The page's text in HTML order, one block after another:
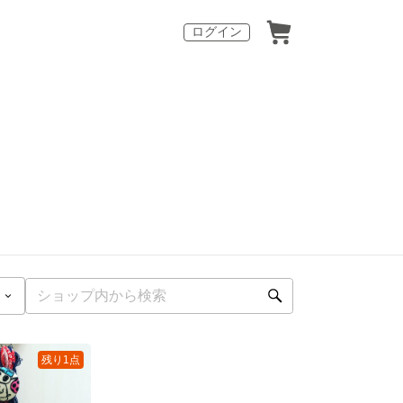
ログイン
残り1点